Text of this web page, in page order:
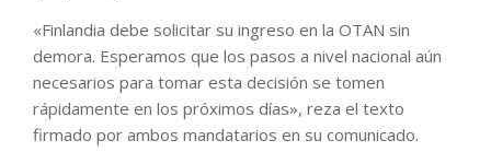
«Finlandia debe solicitar su ingreso en la OTAN sin
demora. Esperamos que los pasos a nivel nacional aún
necesarios para tomar esta decisión se tomen
rápidamente en los próximos días», reza el texto
firmado por ambos mandatarios en su comunicado.